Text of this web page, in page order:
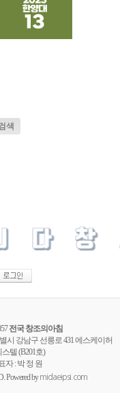
색
전국 창조의아침
시 강남구 선릉로 431 에스케이허
텔 (B201호)
자 : 박 정 원
Powered bymidaeipsi.com